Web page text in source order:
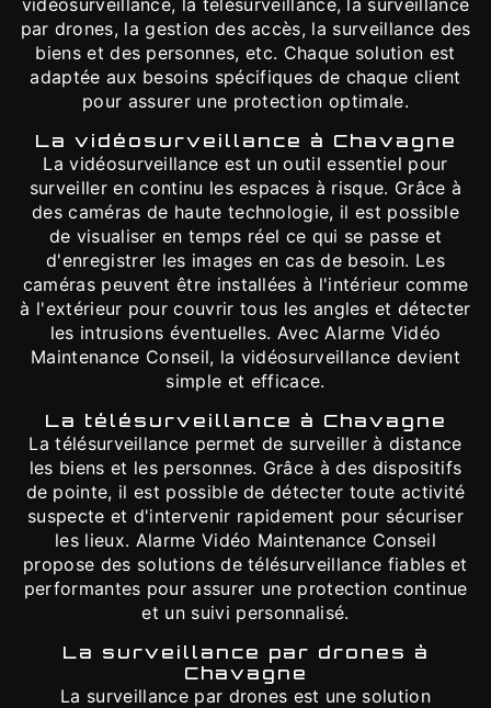
vidéosurveillance, la télésurveillance, la surveillance
par drones, la gestion des accès, la surveillance des
biens et des personnes, etc. Chaque solution est
adaptée aux besoins spécifiques de chaque client
pour assurer une protection optimale.
La vidéosurveillance à Chavagne
La vidéosurveillance est un outil essentiel pour
surveiller en continu les espaces à risque. Grâce à
des caméras de haute technologie, il est possible
de visualiser en temps réel ce qui se passe et
d'enregistrer les images en cas de besoin. Les
caméras peuvent être installées à l'intérieur comme
à l'extérieur pour couvrir tous les angles et détecter
les intrusions éventuelles. Avec Alarme Vidéo
Maintenance Conseil, la vidéosurveillance devient
simple et efficace.
La télésurveillance à Chavagne
La télésurveillance permet de surveiller à distance
les biens et les personnes. Grâce à des dispositifs
de pointe, il est possible de détecter toute activité
suspecte et d'intervenir rapidement pour sécuriser
les lieux. Alarme Vidéo Maintenance Conseil
propose des solutions de télésurveillance fiables et
performantes pour assurer une protection continue
et un suivi personnalisé.
La surveillance par drones à
Chavagne
La surveillance par drones est une solution